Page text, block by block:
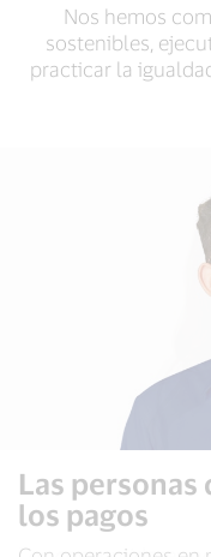
Nos hemos
sostenibles,
practicar la
Las personas
los pagos
Las personas
los pagos
Las personas
los pagos